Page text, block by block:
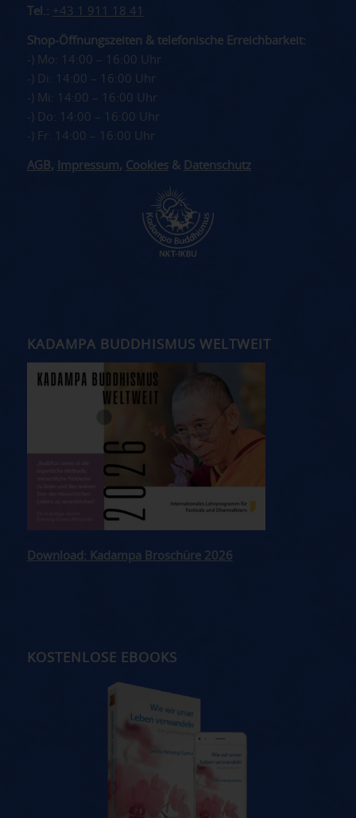
Tel.: +43 1 911 18 41
Shop-Öffnungszeiten & telefonische Erreichbarkeit:
-) Mo: 14:00 – 16:00 Uhr
-) Di: 14:00 – 16:00 Uhr
-) Mi: 14:00 – 16:00 Uhr
-) Do: 14:00 – 16:00 Uhr
-) Fr: 14:00 – 16:00 Uhr
AGB , Impressum, Cookies& Datenschutz
KADAMPA BUDDHISMUS WELTWEIT
Download: Kadampa Broschüre 2026
KOSTENLOSE EBOOKS